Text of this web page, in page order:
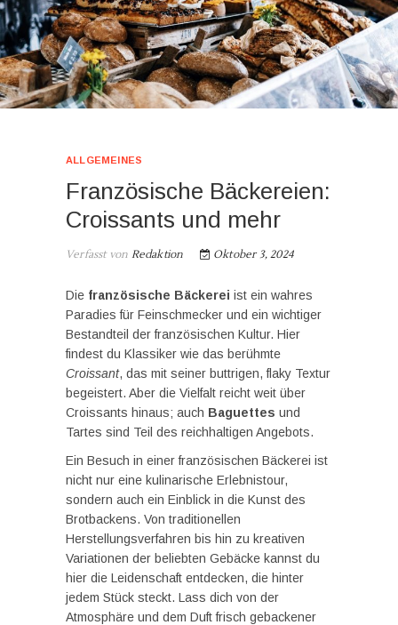
ALLGEMEINES
Französische Bäckereien:
Croissants und mehr
Verfasst von Redaktion Oktober 3, 2024
Die französische Bäckerei ist ein wahres
Paradies für Feinschmecker und ein wichtiger
Bestandteil der französischen Kultur. Hier
findest du Klassiker wie das berühmte
Croissant, das mit seiner buttrigen, flaky Textur
begeistert. Aber die Vielfalt reicht weit über
Croissants hinaus; auch Baguettes und
Tartes sind Teil des reichhaltigen Angebots.
Ein Besuch in einer französischen Bäckerei ist
nicht nur eine kulinarische Erlebnistour,
sondern auch ein Einblick in die Kunst des
Brotbackens. Von traditionellen
Herstellungsverfahren bis hin zu kreativen
Variationen der beliebten Gebäcke kannst du
hier die Leidenschaft entdecken, die hinter
jedem Stück steckt. Lass dich von der
Atmosphäre und dem Duft frisch gebackener